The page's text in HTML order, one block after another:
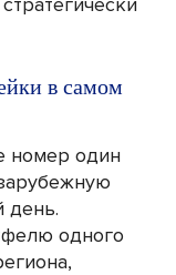
в самом
номер один
день.
одного